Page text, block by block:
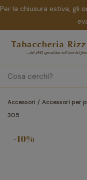
Per la chiusura estiva, gli
Accessori Accessori per
305
-10%